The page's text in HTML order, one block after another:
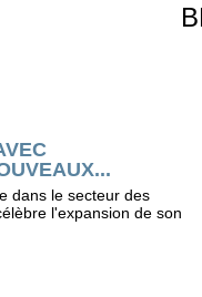
dans le secteur des
l'expansion de son